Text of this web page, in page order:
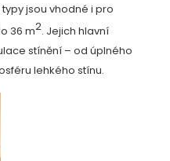
jsou vhodné i pro
36 m2. Jejich hlavní
stínění – od úplného
lehkého stínu.